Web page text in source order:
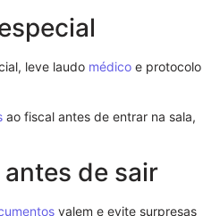
leve laudo médico e protocolo
ao fiscal antes de entrar na sala,
de sair
valem e evite surpresas